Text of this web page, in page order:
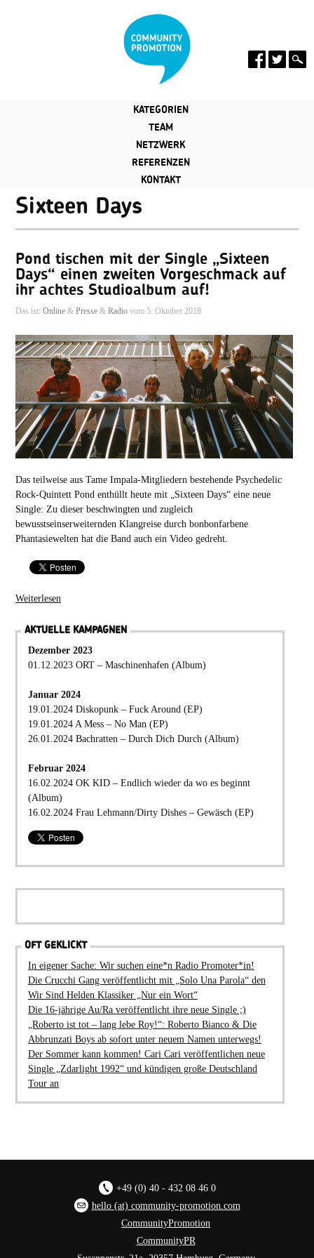
KATEGORIEN
TEAM
NETZWERK
REFERENZEN
KONTAKT
Sixteen Days
Pond tischen mit der Single „Sixteen
Days“ einen zweiten Vorgeschmack auf
ihr achtes Studioalbum auf!
Das ist: Online& Presse& Radiovom 5. Oktober 2018
Das teilweise aus Tame Impala-Mitgliedern bestehende Psychedelic
Rock-Quintett Pond enthüllt heute mit „Sixteen Days“ eine neue
Single: Zu dieser beschwingten und zugleich
bewusstseinserweiternden Klangreise durch bonbonfarbene
Phantasiewelten hat die Band auch ein Video gedreht.
Weiterlesen
AKTUELLE KAMPAGNEN
Dezember 2023
01.12.2023 ORT – Maschinenhafen (Album)
Januar 2024
19.01.2024 Diskopunk – Fuck Around (EP)
19.01.2024 A Mess – No Man (EP)
26.01.2024 Bachratten – Durch Dich Durch (Album)
Februar 2024
16.02.2024 OK KID – Endlich wieder da wo es beginnt
(Album)
16.02.2024 Frau Lehmann/Dirty Dishes – Gewäsch (EP)
OFT GEKLICKT
In eigener Sache: Wir suchen eine*n Radio Promoter*in!
Die Crucchi Gang veröffentlicht mit „Solo Una Parola“ den
Wir Sind Helden Klassiker „Nur ein Wort“
Die 16-jährige Au/Ra veröffentlicht ihre neue Single ;)
„Roberto ist tot – lang lebe Roy!“: Roberto Bianco & Die
Abbrunzati Boys ab sofort unter neuem Namen unterwegs!
Der Sommer kann kommen! Cari Cari veröffentlichen neue
Single „Zdarlight 1992“ und kündigen große Deutschland
Tour an
+49 (0) 40 - 432 08 46 0
hello (at) community-promotion.com
CommunityPromotion
CommunityPR